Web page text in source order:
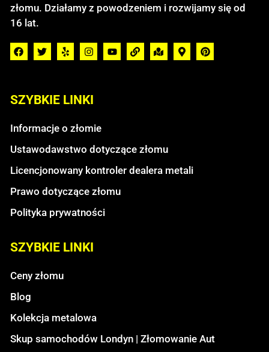
złomu. Działamy z powodzeniem i rozwijamy się od
16 lat.
SZYBKIE LINKI
Informacje o złomie
Ustawodawstwo dotyczące złomu
Licencjonowany kontroler dealera metali
Prawo dotyczące złomu
Polityka prywatności
SZYBKIE LINKI
Ceny złomu
Blog
Kolekcja metalowa
Skup samochodów Londyn | Złomowanie Aut